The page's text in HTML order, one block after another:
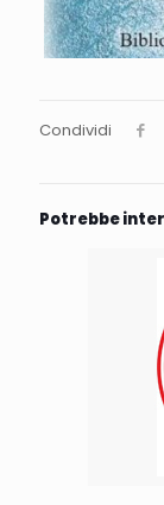
Condividi
Potrebbe